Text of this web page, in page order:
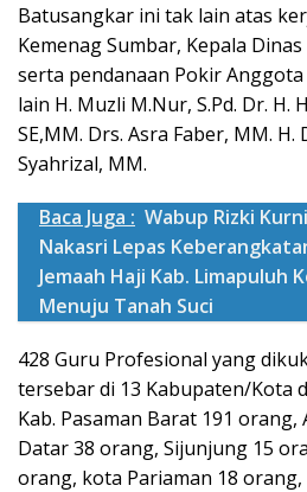
Batusangkar ini tak lain atas
Kemenag Sumbar, Kepala
serta pendanaan Pokir
lain H. Muzli M.Nur, S.Pd. Dr. H.
SE,MM. Drs. Asra Faber, MM. H.
Syahrizal, MM.
Baca Juga : Wabup Rizki
Nakasri Lepas
Jemaah Haji Kab. Limapuluh
Menuju Tanah Suci
428 Guru Profesional yang
tersebar di 13 Kabupaten/Kota
Kab. Pasaman Barat 191
Datar 38 orang, Sijunjung 15
orang, kota Pariaman 18